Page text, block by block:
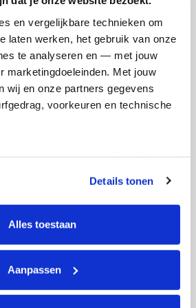
en vergelijkbare technieken om
laten werken, het gebruik van onze
te analyseren en — met jouw
Met jouw
wij en onze partners gegevens
voorkeuren en technische
op elk moment wijzigen of
onderaan de pagina. De
vinden in het tabblad “details”.
Details tonen
Alles toestaan
Aanpassen
aan de transactiekosten
extra.
Doneer nu
€1.000
lid van ons team
badges